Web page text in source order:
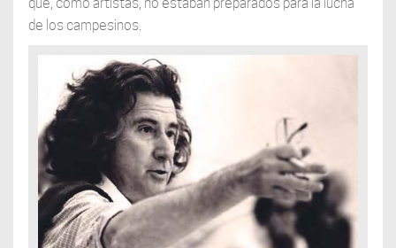
de los campesinos.